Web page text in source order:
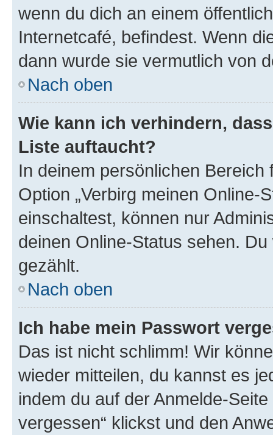
wenn du dich an einem
Internetcafé, befindest. Wenn
dann wurde sie vermutlich von
Nach oben
Wie kann ich verhindern,
Liste auftaucht?
In deinem persönlichen
Option „Verbirg meinen Online-
einschaltest, können nur
deinen Online-Status sehen.
gezählt.
Nach oben
Ich habe mein Passwort
Das ist nicht schlimm! Wir
wieder mitteilen, du kannst es
indem du auf der Anmelde-
vergessen“ klickst und den